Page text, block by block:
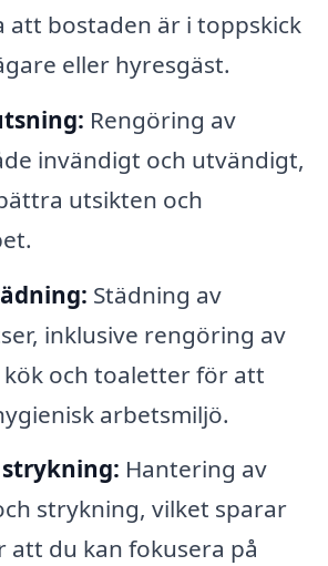
att bostaden är i toppskick
eller hyresgäst.
Rengöring av
invändigt och utvändigt,
utsikten och
Städning av
inklusive rengöring av
och toaletter för att
arbetsmiljö.
Hantering av
strykning, vilket sparar
att du kan fokusera på